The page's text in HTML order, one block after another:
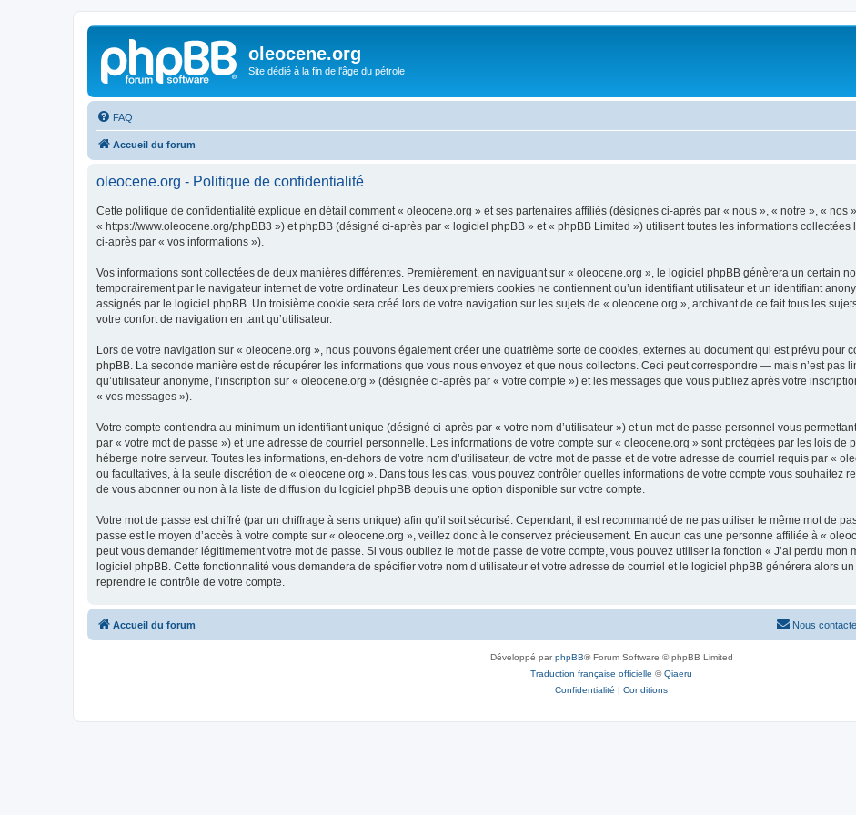
oleocene.org
Site dédié à la fin de l'âge du pétrole
FAQ
Accueil du forum
oleocene.org - Politique de confidentialité
Cette politique de confidentialité explique en détail comment « oleocene.org » et ses partenaires affiliés (désignés ci-après par « nous », « notre », « nos
« https://www.oleocene.org/phpBB3 ») et phpBB (désigné ci-après par « logiciel phpBB » et « phpBB Limited ») utilisent toutes les informations
ci-après par « vos informations »).
Vos informations sont collectées de deux manières différentes. Premièrement, en naviguant sur « oleocene.org », le logiciel phpBB génèrera un certain
temporairement par le navigateur internet de votre ordinateur. Les deux premiers cookies ne contiennent qu’un identifiant utilisateur et un identifiant
assignés par le logiciel phpBB. Un troisième cookie sera créé lors de votre navigation sur les sujets de « oleocene.org », archivant de ce fait tous les
votre confort de navigation en tant qu’utilisateur.
Lors de votre navigation sur « oleocene.org », nous pouvons également créer une quatrième sorte de cookies, externes au document qui est prévu pour
phpBB. La seconde manière est de récupérer les informations que vous nous envoyez et que nous collectons. Ceci peut correspondre — mais n’est pas
qu’utilisateur anonyme, l’inscription sur « oleocene.org » (désignée ci-après par « votre compte ») et les messages que vous publiez après votre
« vos messages »).
Votre compte contiendra au minimum un identifiant unique (désigné ci-après par « votre nom d’utilisateur ») et un mot de passe personnel vous
par « votre mot de passe ») et une adresse de courriel personnelle. Les informations de votre compte sur « oleocene.org » sont protégées par les lois
héberge notre serveur. Toutes les informations, en-dehors de votre nom d’utilisateur, de votre mot de passe et de votre adresse de courriel requis par «
ou facultatives, à la seule discrétion de « oleocene.org ». Dans tous les cas, vous pouvez contrôler quelles informations de votre compte vous souhaitez
de vous abonner ou non à la liste de diffusion du logiciel phpBB depuis une option disponible sur votre compte.
Votre mot de passe est chiffré (par un chiffrage à sens unique) afin qu’il soit sécurisé. Cependant, il est recommandé de ne pas utiliser le même mot de
passe est le moyen d’accès à votre compte sur « oleocene.org », veillez donc à le conservez précieusement. En aucun cas une personne affiliée à «
peut vous demander légitimement votre mot de passe. Si vous oubliez le mot de passe de votre compte, vous pouvez utiliser la fonction « J’ai perdu mon
logiciel phpBB. Cette fonctionnalité vous demandera de spécifier votre nom d’utilisateur et votre adresse de courriel et le logiciel phpBB générera alors
reprendre le contrôle de votre compte.
Accueil du forum Nous
Développé parphpBB® Forum Software © phpBB Limited
Traduction française officielle ©Qiaeru
Confidentialité | Conditions